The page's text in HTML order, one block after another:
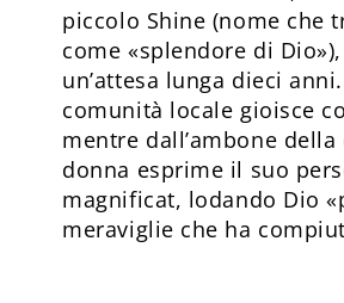
piccolo Shine (nome che
come «splendore di
un’attesa lunga dieci
comunità locale gioisce
mentre dall’ambone della
donna esprime il suo
magnificat, lodando Dio
meraviglie che ha